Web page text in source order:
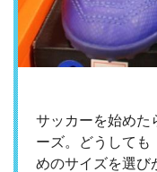
サッカーを始めた
ーズ。どうしても
めのサイズを選び